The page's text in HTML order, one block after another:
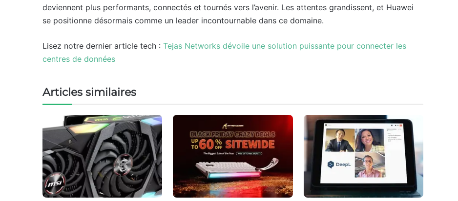
deviennent plus performants, connectés et tournés vers l’avenir. Les attentes grandissent, et Huawei
se positionne désormais comme un leader incontournable dans ce domaine.
Lisez notre dernier article tech : Tejas Networks dévoile une solution puissante pour connecter les
centres de données
Articles similaires